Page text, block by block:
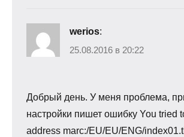
werios:
25.08.2016 в 20:22
Добрый день. У меня проблема,
настройки пишет ошибку You tried
address marc:/EU/EU/ENG/